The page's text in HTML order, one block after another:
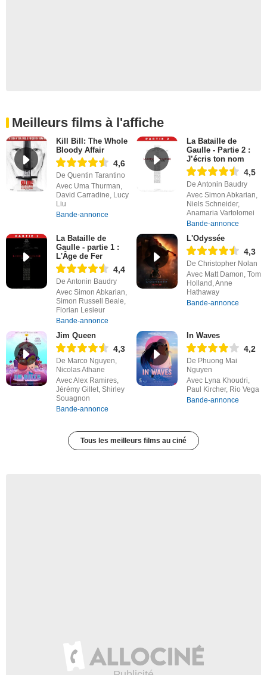
Meilleurs films à l'affiche
Kill Bill: The Whole
Bloody Affair
4,6
De Quentin Tarantino
Avec Uma Thurman,
David Carradine, Lucy
Liu
Bande-annonce
La Bataille de
Gaulle - Partie 2 :
J’écris ton nom
4,5
De Antonin Baudry
Avec Simon Abkarian,
Niels Schneider,
Anamaria Vartolomei
Bande-annonce
La Bataille de
Gaulle - partie 1 :
L'Âge de Fer
4,4
De Antonin Baudry
Avec Simon Abkarian,
Simon Russell Beale,
Florian Lesieur
Bande-annonce
L'Odyssée
4,3
De Christopher Nolan
Avec Matt Damon, Tom
Holland, Anne
Hathaway
Bande-annonce
Jim Queen
4,3
De Marco Nguyen,
Nicolas Athane
Avec Alex Ramires,
Jérémy Gillet, Shirley
Souagnon
Bande-annonce
In Waves
4,2
De Phuong Mai
Nguyen
Avec Lyna Khoudri,
Paul Kircher, Rio Vega
Bande-annonce
Tous les meilleurs films au ciné